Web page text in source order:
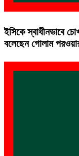
ইসিকে স্বাধীনভাবে
বলেছেন গোলাম